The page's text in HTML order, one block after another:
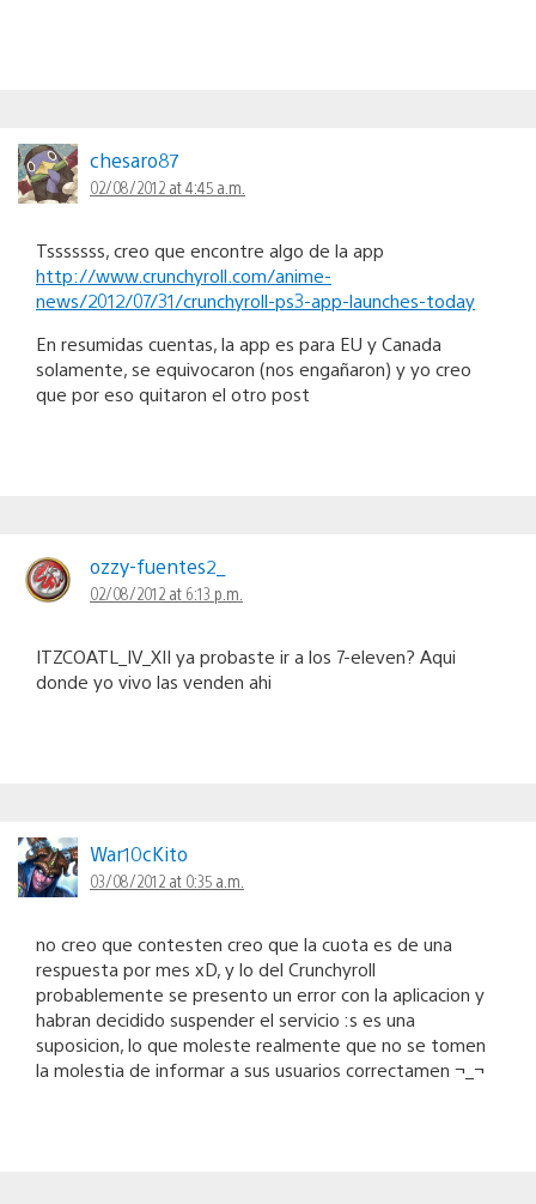
chesaro87
02/08/2012 at 4:45 a.m.
Tsssssss, creo que encontre algo de la app
http://www.crunchyroll.com/anime-
news/2012/07/31/crunchyroll-ps3-app-launches-today
En resumidas cuentas, la app es para EU y Canada
solamente, se equivocaron (nos engañaron) y yo creo
que por eso quitaron el otro post
ozzy-fuentes2_
02/08/2012 at 6:13 p.m.
ITZCOATL_IV_XII ya probaste ir a los 7-eleven? Aqui
donde yo vivo las venden ahi
War10cKito
03/08/2012 at 0:35 a.m.
no creo que contesten creo que la cuota es de una
respuesta por mes xD, y lo del Crunchyroll
probablemente se presento un error con la aplicacion y
habran decidido suspender el servicio :s es una
suposicion, lo que moleste realmente que no se tomen
la molestia de informar a sus usuarios correctamen ¬_¬